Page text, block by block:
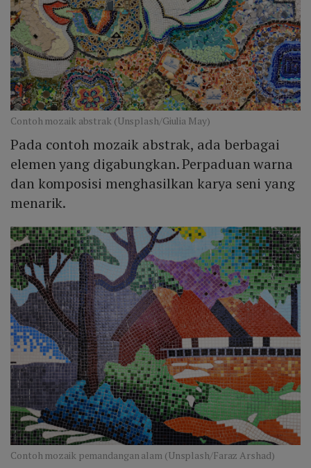
Contoh mozaik abstrak (Unsplash/Giulia May)
Pada contoh mozaik abstrak, ada berbagai
elemen yang digabungkan. Perpaduan warna
dan komposisi menghasilkan karya seni yang
menarik.
Contoh mozaik pemandangan alam (Unsplash/Faraz Arshad)